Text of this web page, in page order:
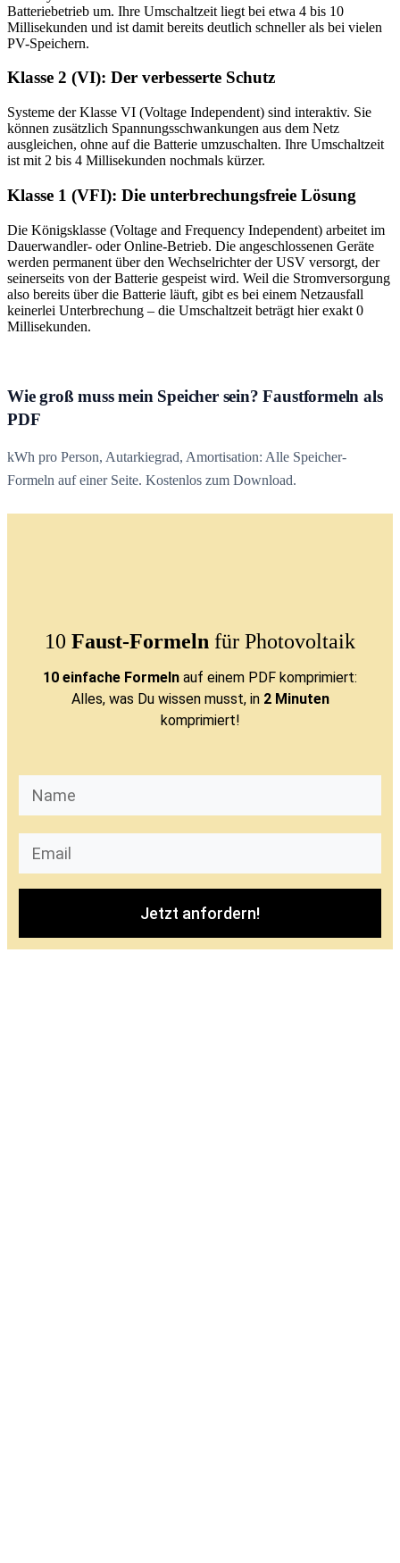
Batteriebetrieb um. Ihre Umschaltzeit liegt bei etwa 4 bis 10
Millisekunden und ist damit bereits deutlich schneller als bei vielen
PV-Speichern.
Klasse 2 (VI): Der verbesserte Schutz
Systeme der Klasse VI (Voltage Independent) sind interaktiv. Sie
können zusätzlich Spannungsschwankungen aus dem Netz
ausgleichen, ohne auf die Batterie umzuschalten. Ihre Umschaltzeit
ist mit 2 bis 4 Millisekunden nochmals kürzer.
Klasse 1 (VFI): Die unterbrechungsfreie Lösung
Die Königsklasse (Voltage and Frequency Independent) arbeitet im
Dauerwandler- oder Online-Betrieb. Die angeschlossenen Geräte
werden permanent über den Wechselrichter der USV versorgt, der
seinerseits von der Batterie gespeist wird. Weil die Stromversorgung
also bereits über die Batterie läuft, gibt es bei einem Netzausfall
keinerlei Unterbrechung – die Umschaltzeit beträgt hier exakt 0
Millisekunden.
Wie groß muss mein Speicher sein? Faustformeln als
PDF
kWh pro Person, Autarkiegrad, Amortisation: Alle Speicher-
Formeln auf einer Seite. Kostenlos zum Download.
10 Faust-Formeln für Photovoltaik
10 einfache Formeln auf einem PDF komprimiert:
Alles, was Du wissen musst, in 2 Minuten
komprimiert!
Jetzt anfordern!